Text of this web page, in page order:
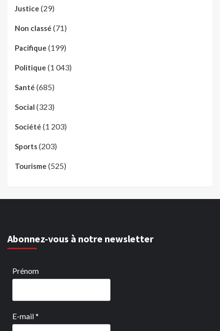
Justice (29)
Non classé (71)
Pacifique (199)
Politique (1 043)
Santé (685)
Social (323)
Société (1 203)
Sports(203)
Tourisme (525)
Abonnez-vous à notre newsletter
Prénom
E-mail*